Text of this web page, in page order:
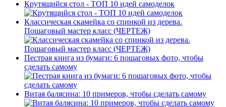
Крутящийся стол - ТОП 10 идей самоделок
Классическая скамейка со спинкой из дерева.
Пошаговый мастер класс (ЧЕРТЕЖ)
Пестрая книга из бумаги: 6 пошаговых фото, чтобы
сделать самому
Витая балясина: 10 примеров, чтобы сделать самому